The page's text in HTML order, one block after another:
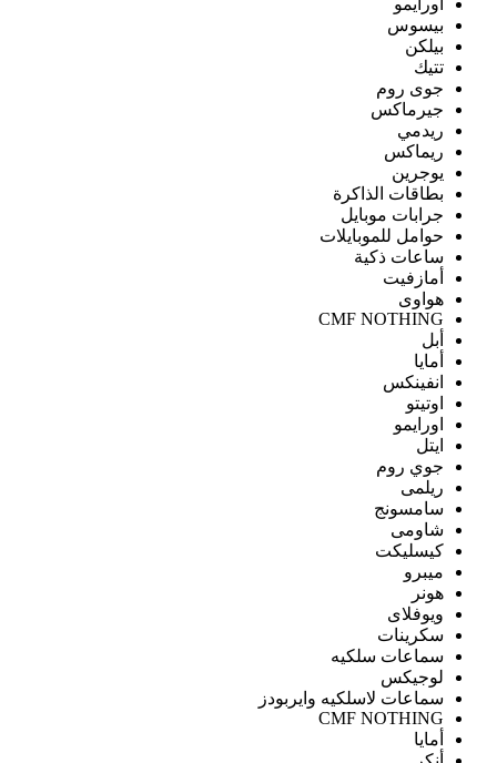
اورايمو
بيسوس
بيلكن
تتيك
جوى روم
جيرماكس
ريدمي
ريماكس
يوجرين
بطاقات الذاكرة
جرابات موبايل
حوامل للموبايلات
ساعات ذكية
أمازفيت
هواوى
CMF NOTHING
أبل
أمايا
انفينكس
اوتيتو
اورايمو
ايتل
جوي روم
ريلمى
سامسونج
شاومى
كيسليكت
ميبرو
هونر
ويوفلاى
سكرينات
سماعات سلكيه
لوجيكس
سماعات لاسلكيه وايربودز
CMF NOTHING
أمايا